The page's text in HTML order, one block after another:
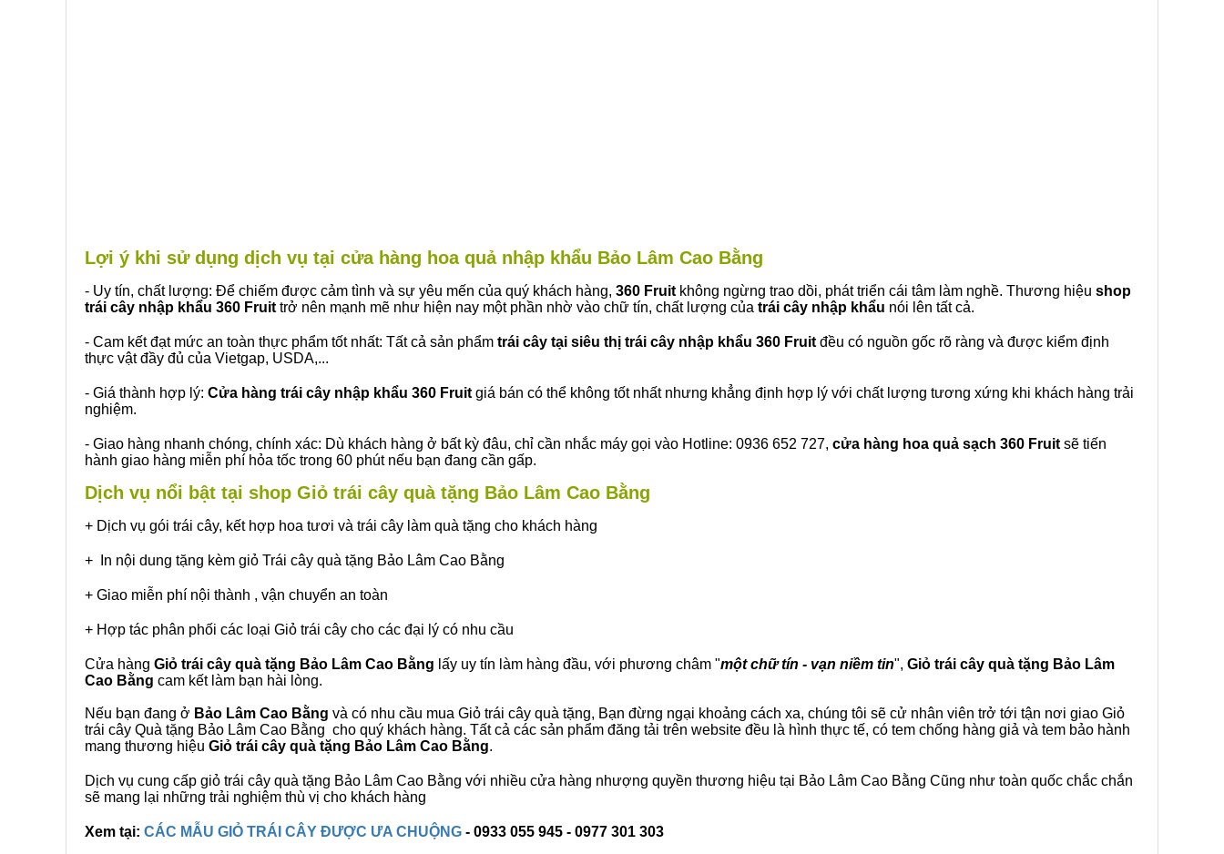
Lợi ý khi sử dụng dịch vụ tại cửa hàng hoa quả nhập khẩu Bảo Lâm Cao Bằng
- Uy tín, chất lượng: Để chiếm được cảm tình và sự yêu mến của quý khách hàng, 360 Fruit không ngừng trao dồi, phát triển cái tâm làm nghề. Thương hiệu shop
trái cây nhập khẩu 360 Fruit trở nên mạnh mẽ như hiện nay một phần nhờ vào chữ tín, chất lượng của trái cây nhập khẩu nói lên tất cả.
- Cam kết đạt mức an toàn thực phẩm tốt nhất: Tất cả sản phẩm trái cây tại siêu thị trái cây nhập khẩu 360 Fruit đều có nguồn gốc rõ ràng và được kiểm định
thực vật đầy đủ của Vietgap, USDA,...
- Giá thành hợp lý: Cửa hàng trái cây nhập khẩu 360 Fruit giá bán có thể không tốt nhất nhưng khẳng định hợp lý với chất lượng tương xứng khi khách hàng trải
nghiệm.
- Giao hàng nhanh chóng, chính xác: Dù khách hàng ở bất kỳ đâu, chỉ cần nhắc máy gọi vào Hotline: 0936 652 727, cửa hàng hoa quả sạch 360 Fruit sẽ tiến
hành giao hàng miễn phí hỏa tốc trong 60 phút nếu bạn đang cần gấp.
Dịch vụ nổi bật tại shop Giỏ trái cây quà tặng Bảo Lâm Cao Bằng
+ Dịch vụ gói trái cây, kết hợp hoa tươi và trái cây làm quà tặng cho khách hàng
+ In nội dung tặng kèm giỏ Trái cây quà tặng Bảo Lâm Cao Bằng
+ Giao miễn phí nội thành , vận chuyển an toàn
+ Hợp tác phân phối các loại Giỏ trái cây cho các đại lý có nhu cầu
Cửa hàng Giỏ trái cây quà tặng Bảo Lâm Cao Bằng lấy uy tín làm hàng đầu, với phương châm "một chữ tín - vạn niềm tin", Giỏ trái cây quà tặng Bảo Lâm
Cao Bằng cam kết làm bạn hài lòng.
Nếu bạn đang ở Bảo Lâm Cao Bằng và có nhu cầu mua Giỏ trái cây quà tặng, Bạn đừng ngại khoảng cách xa, chúng tôi sẽ cử nhân viên trở tới tận nơi giao Giỏ
trái cây Quà tặng Bảo Lâm Cao Bằng cho quý khách hàng. Tất cả các sản phẩm đăng tải trên website đều là hình thực tế, có tem chống hàng giả và tem bảo hành
mang thương hiệu Giỏ trái cây quà tặng Bảo Lâm Cao Bằng.
Dịch vụ cung cấp giỏ trái cây quà tặng Bảo Lâm Cao Bằng với nhiều cửa hàng nhượng quyền thương hiệu tại Bảo Lâm Cao Bằng Cũng như toàn quốc chắc chắn
sẽ mang lại những trải nghiệm thù vị cho khách hàng
Xem tại: CÁC MẪU GIỎ TRÁI CÂY ĐƯỢC ƯA CHUỘNG - 0933 055 945 - 0977 301 303